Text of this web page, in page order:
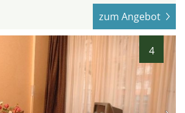
zum Angebot
4